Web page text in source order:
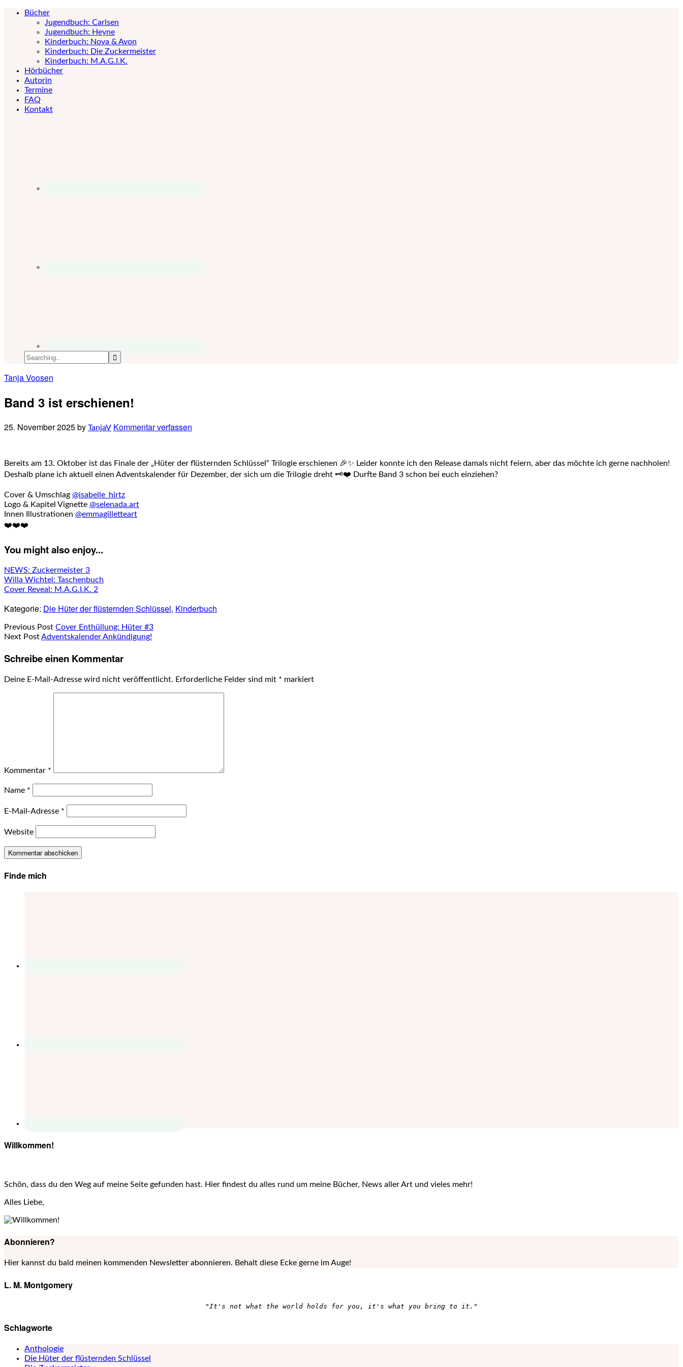
Bücher
Jugendbuch: Carlsen
Jugendbuch: Heyne
Kinderbuch: Nova & Avon
Kinderbuch: Die Zuckermeister
Kinderbuch: M.A.G.I.K.
Hörbücher
Autorin
Termine
FAQ
Kontakt
Tanja Voosen
Band 3 ist erschienen!
25. November 2025by TanjaV Kommentar verfassen
Bereits am 13. Oktober ist das Finale der „Hüter der flüsternden Schlüssel“ Trilogie erschienen 🎉✨ Leider konnte ich den Release damals nicht feiern, aber das möchte ich gerne nachholen!
Deshalb plane ich aktuell einen Adventskalender für Dezember, der sich um die Trilogie dreht 🗝️❤️ Durfte Band 3 schon bei euch einziehen?
Cover & Umschlag @isabelle_hirtz
Logo & Kapitel Vignette @selenada.art
Innen Illustrationen @emmagilletteart
❤️❤️❤️
You might also enjoy...
NEWS: Zuckermeister 3
Willa Wichtel: Taschenbuch
Cover Reveal: M.A.G.I.K. 2
Kategorie: Die Hüter der flüsternden Schlüssel, Kinderbuch
Previous Post Cover Enthüllung: Hüter #3
Next PostAdventskalender Ankündigung!
Schreibe einen Kommentar
Deine E-Mail-Adresse wird nicht veröffentlicht. Erforderliche Felder sind mit * markiert
Kommentar *
Name *
E-Mail-Adresse *
Website
Finde mich
Willkommen!
Schön, dass du den Weg auf meine Seite gefunden hast. Hier findest du alles rund um meine Bücher, News aller Art und vieles mehr!
Alles Liebe,
Abonnieren?
Hier kannst du bald meinen kommenden Newsletter abonnieren. Behalt diese Ecke gerne im Auge!
L. M. Montgomery
"It's not what the world holds for you, it's what you bring to it."
Schlagworte
Anthologie
Die Hüter der flüsternden Schlüssel